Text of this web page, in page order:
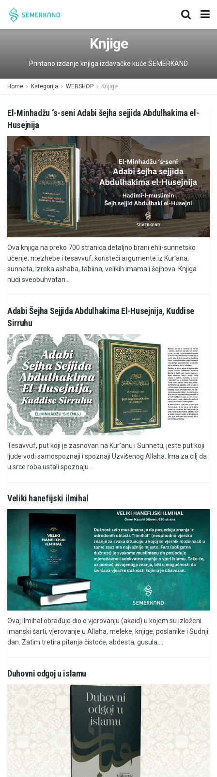
Knjige
Printano izdanje knjiga izdavačke kuće SEMERKAND
Home Kategorija WEBSHOP Knjige
El-Minhadžu ‘s-seni Adabi šejha sejjida Abdulhakima el-
Husejnija
Ova knjiga na preko 700 stranica detaljno brani ehli-sunnetsko
učenje, mezhebe i tesavvuf, koristeći argumente iz Kur'ana,
sunneta, izreka ashaba, tabiina, velikih imama i šejhova. Knjiga
nudi sveobuhvatan...
Adabi Šejha Sejjida Abdulhakima El-Husejnija, Kuddise
Sirruhu
Tesavvuf, put koji je zasnovan na Kur’anu i Sunnetu, jeste put koji
ljude vodi samospoznaji i spoznaji Uzvišenog Allaha. Ima za cilj da
u srce roba ustali spoznaju...
Veliki hanefijski ilmihal
Ovaj Ilmihal obrađuje dio o vjerovanju (akaid) u kojem su izloženi
imanski šarti, vjerovanje u Allaha, meleke, knjige, poslanike i Sudnji
dan. Zatim tretira pitanja čistoće, abdesta, gusula,...
Duhovni odgoj u islamu